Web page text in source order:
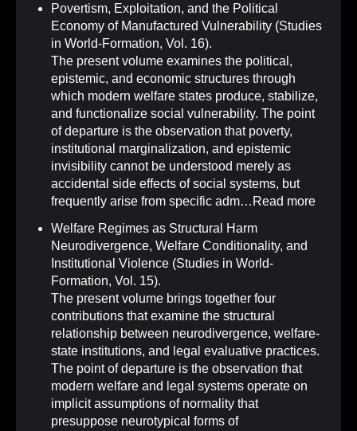
Povertism, Exploitation, and the Political
Economy of Manufactured Vulnerability (Studies
in World-Formation, Vol. 16).
The present volume examines the political,
epistemic, and economic structures through
which modern welfare states produce, stabilize,
and functionalize social vulnerability. The point
of departure is the observation that poverty,
institutional marginalization, and epistemic
invisibility cannot be understood merely as
accidental side effects of social systems, but
frequently arise from specific adm… Read more
Welfare Regimes as Structural Harm
Neurodivergence, Welfare Conditionality, and
Institutional Violence (Studies in World-
Formation, Vol. 15).
The present volume brings together four
contributions that examine the structural
relationship between neurodivergence, welfare-
state institutions, and legal evaluative practices.
The point of departure is the observation that
modern welfare and legal systems operate on
implicit assumptions of normality that
presuppose neurotypical forms of